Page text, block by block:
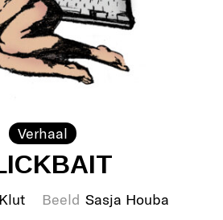
Verhaal
Beeld Sasja Houba